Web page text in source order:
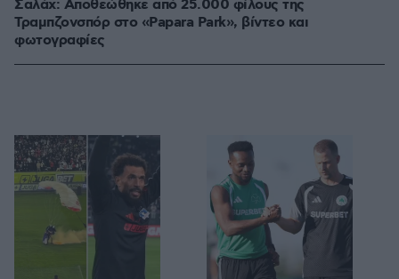
Σαλάχ: Αποθεώθηκε από 25.000 φίλους της
Τραμπζονσπόρ στο «Papara Park», βίντεο και
φωτογραφίες